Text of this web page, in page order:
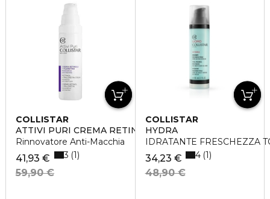
COLLISTAR
ATTIVI PURI CREMA RETINOLO + FLORETINA
Rinnovatore Anti-Macchia
41,93 €
59,90 €
3 1
COLLISTAR
HYDRA
IDRATANTE FRESCHEZZA
34,23 €
48,90 €
4 1